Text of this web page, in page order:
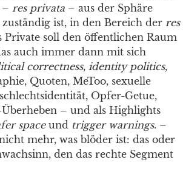
– res privata – aus der Sphäre
ist, in den Bereich der res
Private soll den öffentlichen Raum
auch immer dann mit sich
correctness, identity politics,
Quoten, MeToo, sexuelle
Opfer-Getue,
– und als Highlights
space und trigger warnings. –
mehr, was blöder ist: das oder
den das rechte Segment